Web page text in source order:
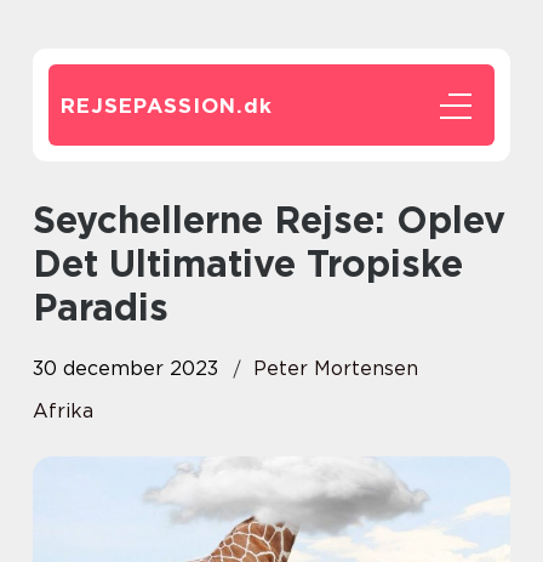
REJSEPASSION.dk
Seychellerne Rejse: Oplev
Det Ultimative Tropiske
Paradis
30 december 2023
Peter Mortensen
Afrika